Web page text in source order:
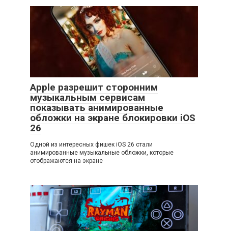
Apple разрешит сторонним
музыкальным сервисам
показывать анимированные
обложки на экране блокировки iOS
26
Одной из интересных фишек iOS 26 стали
анимированные музыкальные обложки, которые
отображаются на экране